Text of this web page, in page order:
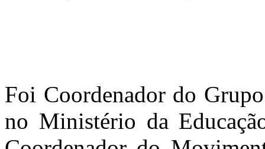
Foi Coordenador do
no Ministério da